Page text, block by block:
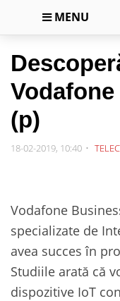
MENU
(p)
18-02-2019, 10:40
Vodafone
specializate de
avea succes în
Studiile arată că
dispozitive IoT